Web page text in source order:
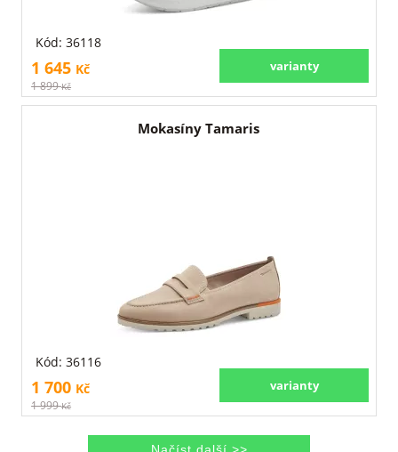
Kód: 36118
varianty
1 645 Kč
1 899Kč
Mokasíny Tamaris
Kód: 36116
varianty
1 700 Kč
1 999Kč